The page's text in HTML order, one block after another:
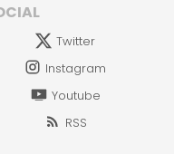
Twitter
Instagram
Youtube
RSS